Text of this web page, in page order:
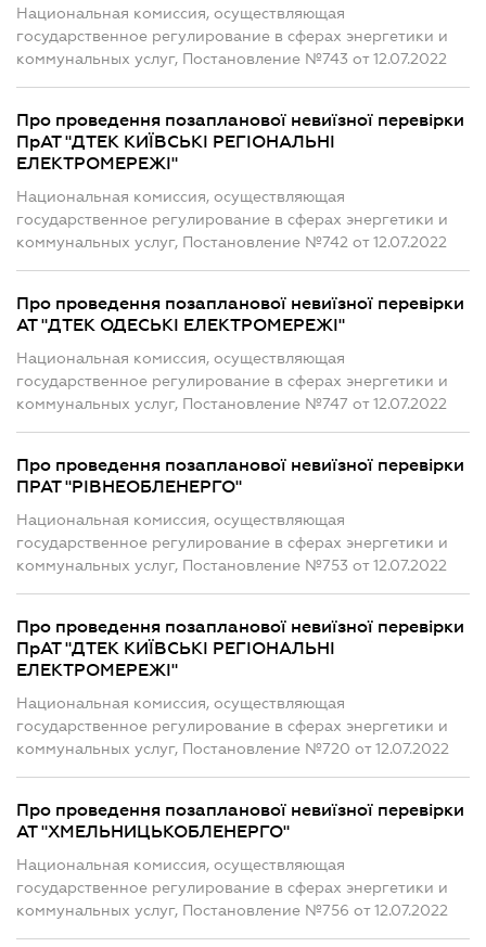
Национальная комиссия, осуществляющая
государственное регулирование в сферах энергетики и
коммунальных услуг, Постановление №743 от 12.07.2022
Про проведення позапланової невиїзної перевірки
ПрАТ "ДТЕК КИЇВСЬКІ РЕГІОНАЛЬНІ
ЕЛЕКТРОМЕРЕЖІ"
Национальная комиссия, осуществляющая
государственное регулирование в сферах энергетики и
коммунальных услуг, Постановление №742 от 12.07.2022
Про проведення позапланової невиїзної перевірки
АТ "ДТЕК ОДЕСЬКІ ЕЛЕКТРОМЕРЕЖІ"
Национальная комиссия, осуществляющая
государственное регулирование в сферах энергетики и
коммунальных услуг, Постановление №747 от 12.07.2022
Про проведення позапланової невиїзної перевірки
ПРАТ "РІВНЕОБЛЕНЕРГО"
Национальная комиссия, осуществляющая
государственное регулирование в сферах энергетики и
коммунальных услуг, Постановление №753 от 12.07.2022
Про проведення позапланової невиїзної перевірки
ПрАТ "ДТЕК КИЇВСЬКІ РЕГІОНАЛЬНІ
ЕЛЕКТРОМЕРЕЖІ"
Национальная комиссия, осуществляющая
государственное регулирование в сферах энергетики и
коммунальных услуг, Постановление №720 от 12.07.2022
Про проведення позапланової невиїзної перевірки
АТ "ХМЕЛЬНИЦЬКОБЛЕНЕРГО"
Национальная комиссия, осуществляющая
государственное регулирование в сферах энергетики и
коммунальных услуг, Постановление №756 от 12.07.2022